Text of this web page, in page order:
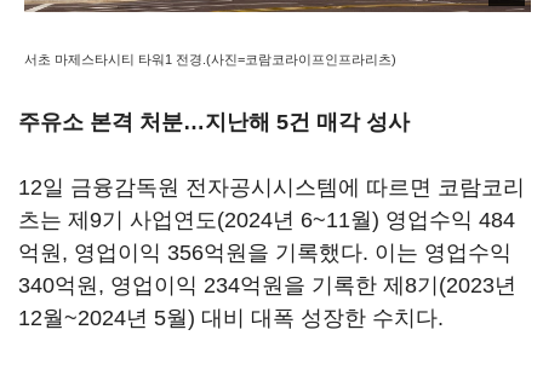
서초 마제스타시티 타워1 전경.(사진=코람코라이프인프라리츠)
주유소 본격 처분…지난해 5건 매각 성사
12일 금융감독원 전자공시시스템에 따르면 코람코리
츠는 제9기 사업연도(2024년 6~11월) 영업수익 484
억원, 영업이익 356억원을 기록했다. 이는 영업수익
340억원, 영업이익 234억원을 기록한 제8기(2023년
12월~2024년 5월) 대비 대폭 성장한 수치다.